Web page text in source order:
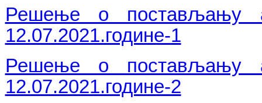
Решење о постављању
12.07.2021.године-1
Решење о постављању
12.07.2021.године-2